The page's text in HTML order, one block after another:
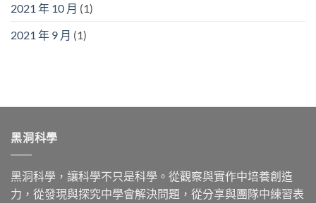
2021 年 10 月 (1)
2021 年 9 月 (1)
黑洞科學
黑洞科學，讓科學不只是科學。從觀察與實作中培養創造
力，從發現與探究中學會解決問題，從分享與團隊中練習表